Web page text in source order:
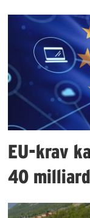
EU-krav
40